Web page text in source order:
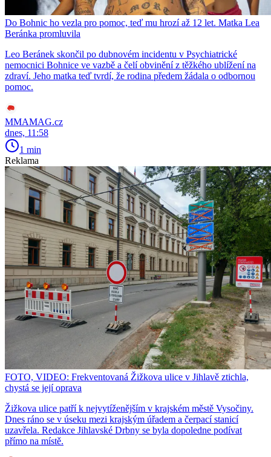
Do Bohnic ho vezla pro pomoc, teď mu hrozí až 12 let. Matka Lea
Beránka promluvila
Leo Beránek skončil po dubnovém incidentu v Psychiatrické
nemocnici Bohnice ve vazbě a čelí obvinění z těžkého ublížení na
zdraví. Jeho matka teď tvrdí, že rodina předem žádala o odbornou
pomoc.
MMAMAG.cz
dnes, 11:58
1 min
Reklama
FOTO, VIDEO: Frekventovaná Žižkova ulice v Jihlavě ztichla,
chystá se její oprava
Žižkova ulice patří k nejvytíženějším v krajském městě Vysočiny.
Dnes ráno se v úseku mezi krajským úřadem a čerpací stanicí
uzavřela. Redakce Jihlavské Drbny se byla dopoledne podívat
přímo na místě.